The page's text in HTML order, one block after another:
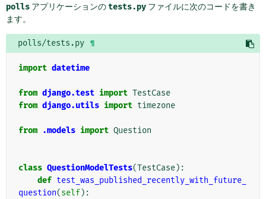
polls アプリケーションのtests.py ファイルに次のコードを書き
ます。
polls/tests.py ¶
import datetime
from django.test import TestCase
from django.utils import timezone
from .models import Question
class QuestionModelTests(TestCase):
def test_was_published_recently_with_future_
question(self):